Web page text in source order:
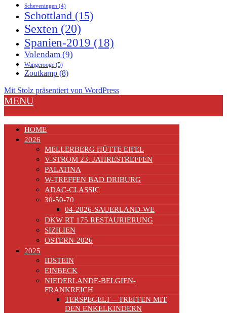
Scheveningen (4)
Schottland (15)
Sexten (20)
Spanien-2019 (18)
Volendam (9)
Wangerooge (5)
Zoutkamp (8)
Mit Stolz präsentiert von WordPress
MENU
HOME
2026
MELLERBERG HÜTTE EIFEL
V-STROM 23. JAHRESTREFFEN
PALATINA
W-TREFFEN BAD DRIBURG
ADAC-CLASSIC
30-50-70
04-2026-SAUERLAND-WE
DKW RT 175 RESTAURIERUNG
SIZILIEN
OSTERN-2026
2025
IDSTEIN
EINBECK
NIEDERLANDE-BELGIEN-
FRANKREICH
TERSPEGELT – TREFFEN MIT
DEN ENKELKINDERN